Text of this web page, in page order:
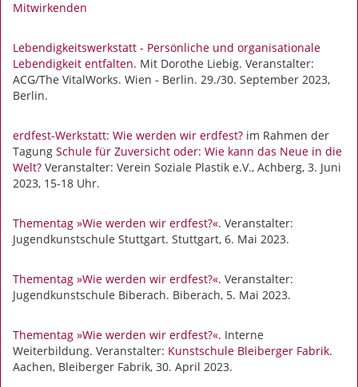
Mitwirkenden
Lebendigkeitswerkstatt - Persönliche und organisationale
Lebendigkeit entfalten. Mit Dorothe Liebig. Veranstalter:
ACG/The VitalWorks. Wien - Berlin. 29./30. September 2023,
Berlin.
erdfest-Werkstatt: Wie werden wir erdfest? im Rahmen der
Tagung Schule für Zuversicht oder: Wie kann das Neue in die
Welt? Veranstalter: Verein Soziale Plastik e.V., Achberg, 3. Juni
2023, 15-18 Uhr.
Thementag »Wie werden wir erdfest?«. Veranstalter:
Jugendkunstschule Stuttgart. Stuttgart, 6. Mai 2023.
Thementag »Wie werden wir erdfest?«. Veranstalter:
Jugendkunstschule Biberach. Biberach, 5. Mai 2023.
Thementag »Wie werden wir erdfest?«. Interne
Weiterbildung. Veranstalter: Kunstschule Bleiberger Fabrik.
Aachen, Bleiberger Fabrik, 30. April 2023.